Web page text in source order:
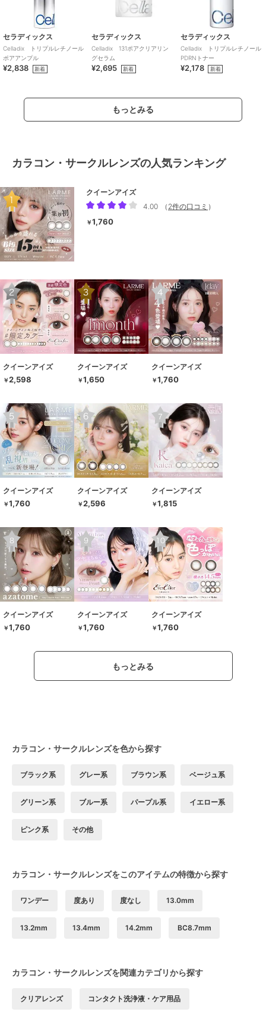
セラディックス
Celladix トリプルレチノール
ポアアンプル
¥2,838 新着
セラディックス
Celladix 131ポアクリアリン
グセラム
¥2,695 新着
セラディックス
Celladix トリプルレチノール
PDRNトナー
¥2,178 新着
もっとみる
カラコン・サークルレンズの人気ランキング
クイーンアイズ
4.00
（ 2件の口コミ ）
￥1,760
クイーンアイズ
￥2,598
クイーンアイズ
￥1,650
クイーンアイズ
￥1,760
クイーンアイズ
￥1,760
クイーンアイズ
￥2,596
クイーンアイズ
￥1,815
クイーンアイズ
￥1,760
クイーンアイズ
￥1,760
クイーンアイズ
￥1,760
もっとみる
カラコン・サークルレンズを色から探す
ブラック系 グレー系 ブラウン系 ベージュ系
グリーン系 ブルー系 パープル系 イエロー系
ピンク系 その他
カラコン・サークルレンズをこのアイテムの特徴から探す
ワンデー 度あり 度なし 13.0mm
13.2mm 13.4mm 14.2mm BC8.7mm
カラコン・サークルレンズを関連カテゴリから探す
クリアレンズ コンタクト洗浄液・ケア用品